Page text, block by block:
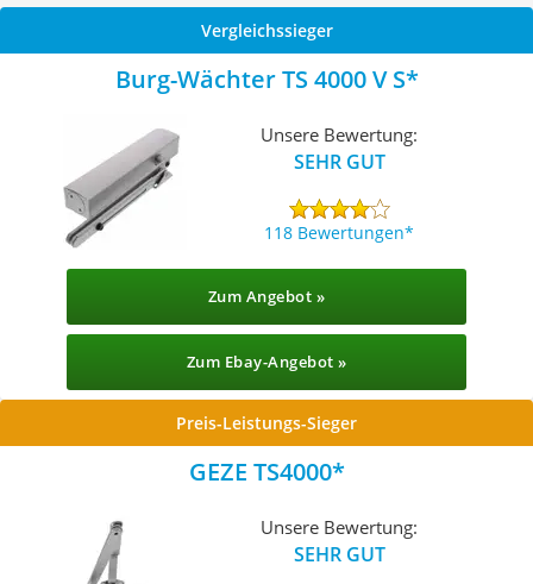
Vergleichssieger
Burg-Wächter TS 4000 V S
Unsere Bewertung:
SEHR GUT
118 Bewertungen
Zum Angebot »
Zum Ebay-Angebot »
Preis-Leistungs-Sieger
GEZE TS4000
Unsere Bewertung:
SEHR GUT